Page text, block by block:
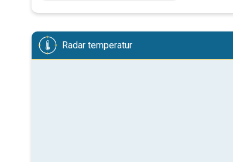
Radar temperatur